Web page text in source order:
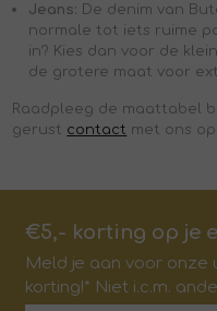
Jeans: De denim van
normale tot iets ruime
in? Kies dan voor de
de grotere maat voor
Raadpleeg de maattabel
gerust contact met ons
€5,- korting op je
Meld je aan voor onze
korting!* Niet i.c.m.